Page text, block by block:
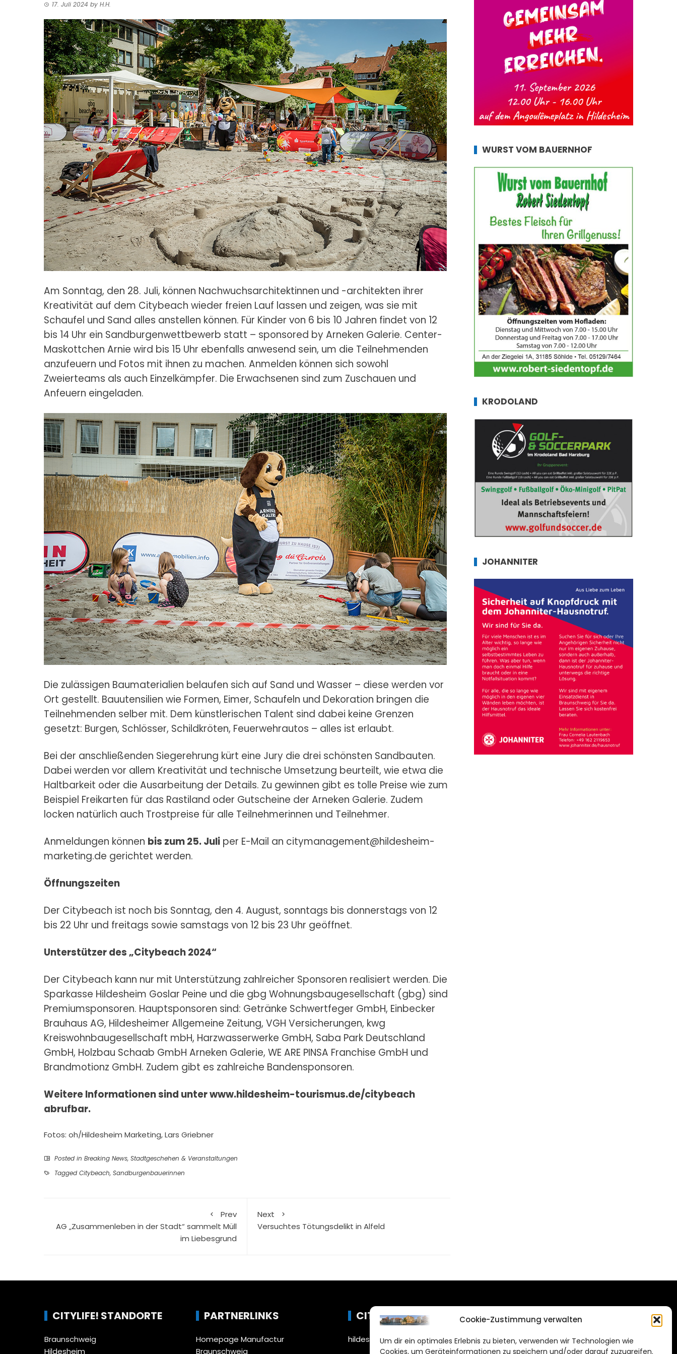
Cookie-Zustimmung verwalten
Um dir ein optimales Erlebnis zu bieten, verwenden wir Technologien wie
Cookies, um Geräteinformationen zu speichern und/oder darauf zuzugreifen.
17. Juli 2024 by H.H.
Am Sonntag, den 28. Juli, können Nachwuchsarchitektinnen und -architekten ihrer
Kreativität auf dem Citybeach wieder freien Lauf lassen und zeigen, was sie mit
Schaufel und Sand alles anstellen können. Für Kinder von 6 bis 10 Jahren findet von 12
bis 14 Uhr ein Sandburgenwettbewerb statt – sponsored by Arneken Galerie. Center-
Maskottchen Arnie wird bis 15 Uhr ebenfalls anwesend sein, um die Teilnehmenden
anzufeuern und Fotos mit ihnen zu machen. Anmelden können sich sowohl
Zweierteams als auch Einzelkämpfer. Die Erwachsenen sind zum Zuschauen und
Anfeuern eingeladen.
Die zulässigen Baumaterialien belaufen sich auf Sand und Wasser – diese werden vor
Ort gestellt. Bauutensilien wie Formen, Eimer, Schaufeln und Dekoration bringen die
Teilnehmenden selber mit. Dem künstlerischen Talent sind dabei keine Grenzen
gesetzt: Burgen, Schlösser, Schildkröten, Feuerwehrautos – alles ist erlaubt.
Bei der anschließenden Siegerehrung kürt eine Jury die drei schönsten Sandbauten.
Dabei werden vor allem Kreativität und technische Umsetzung beurteilt, wie etwa die
Haltbarkeit oder die Ausarbeitung der Details. Zu gewinnen gibt es tolle Preise wie zum
Beispiel Freikarten für das Rastiland oder Gutscheine der Arneken Galerie. Zudem
locken natürlich auch Trostpreise für alle Teilnehmerinnen und Teilnehmer.
Anmeldungen können bis zum 25. Juli per E-Mail an citymanagement@hildesheim-
marketing.de gerichtet werden.
Öffnungszeiten
Der Citybeach ist noch bis Sonntag, den 4. August, sonntags bis donnerstags von 12
bis 22 Uhr und freitags sowie samstags von 12 bis 23 Uhr geöffnet.
Unterstützer des „Citybeach 2024“
Der Citybeach kann nur mit Unterstützung zahlreicher Sponsoren realisiert werden. Die
Sparkasse Hildesheim Goslar Peine und die gbg Wohnungsbaugesellschaft (gbg) sind
Premiumsponsoren. Hauptsponsoren sind: Getränke Schwertfeger GmbH, Einbecker
Brauhaus AG, Hildesheimer Allgemeine Zeitung, VGH Versicherungen, kwg
Kreiswohnbaugesellschaft mbH, Harzwasserwerke GmbH, Saba Park Deutschland
GmbH, Holzbau Schaab GmbH Arneken Galerie, WE ARE PINSA Franchise GmbH und
Brandmotionz GmbH. Zudem gibt es zahlreiche Bandensponsoren.
Weitere Informationen sind unterwww.hildesheim-tourismus.de/citybeach
abrufbar.
Fotos: oh/Hildesheim Marketing, Lars Griebner
Posted in Breaking News, Stadtgeschehen & Veranstaltungen
Tagged Citybeach, Sandburgenbauerinnen
Prev
AG „Zusammenleben in der Stadt“ sammelt Müll
im Liebesgrund
Next
Versuchtes Tötungsdelikt in Alfeld
WURST VOM BAUERNHOF
KRODOLAND
JOHANNITER
CITYLIFE! STANDORTE
Braunschweig
Hildesheim
PARTNERLINKS
Homepage Manufactur
Braunschweig
CITYLIFE!
hildesheim@citylifemedien.de
DAS STADTMAGAZIN
FÜR HILDESHEIM
Impressum